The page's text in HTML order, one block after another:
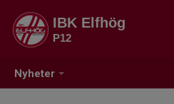
Nyheter
IBK Elfhög
P12